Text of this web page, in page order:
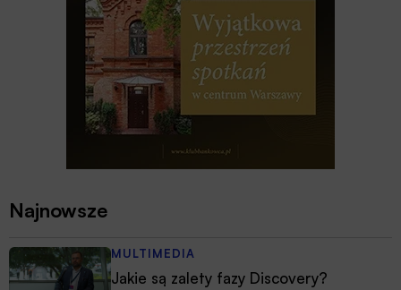
Najnowsze
MULTIMEDIA
Jakie są zalety fazy Discovery?